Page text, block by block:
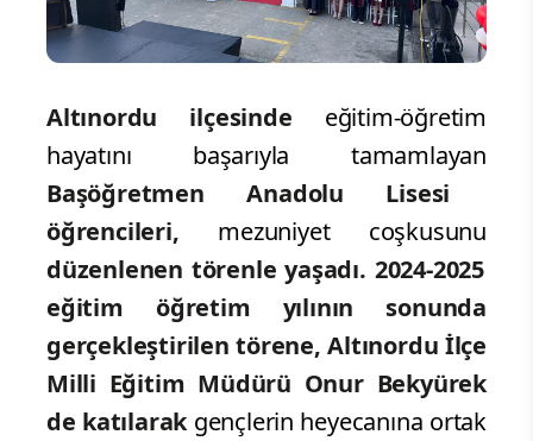
Altınordu ilçesinde eğitim-öğretim
hayatını başarıyla tamamlayan
Başöğretmen Anadolu Lisesi
öğrencileri, mezuniyet coşkusunu
düzenlenen törenle yaşadı. 2024-2025
eğitim öğretim yılının sonunda
gerçekleştirilen törene, Altınordu İlçe
Milli Eğitim Müdürü Onur Bekyürek
de katılarakgençlerin heyecanına ortak